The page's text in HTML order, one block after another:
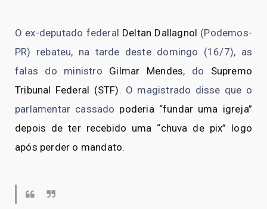
O ex-deputado federal Deltan Dallagnol (Podemos-
PR) rebateu, na tarde deste domingo (16/7), as
falas do ministro Gilmar Mendes, do Supremo
Tribunal Federal (STF). O magistrado disse que o
parlamentar cassado poderia “fundar uma igreja”
depois de ter recebido uma “chuva de pix” logo
após perder o mandato.